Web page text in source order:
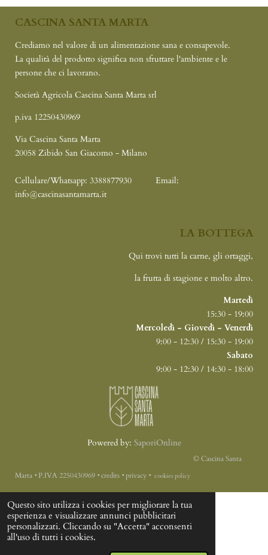
Questo sito utilizza i cookies per migliorare la tua
esperienza e visualizzare annunci pubblicitari
personalizzati. Cliccando su "Accetta" acconsenti
all'uso di tutti i cookies.
CASCINA SANTA MARTA
Crediamo nel valore di un alimentazione sana e consapevole.
La qualità del prodotto significa non sfruttare l'ambiente e le
persone che ci lavorano.
Società Agricola Cascina Santa Marta srl
p.iva 12250430969
Via Cascina Santa Marta
20058 Zibido San Giacomo - Milano
Cellulare/Whatsapp: 3388877930 Email:
info@cascinasantamarta.it
LA BOTTEGA
Qui trovi tutti la carne, gli ortaggi,
la frutta di stagione e molto altro.
Martedì
15:30 - 19:00
Mercoledì - Giovedì - Venerdì
9:00 - 12:30 / 15:30 - 19:00
Sabato
9:00 - 12:30 / 14:30 - 18:00
Powered by: SaporiOnline
© Cascina Santa
Marta ‭•P.IVA 2250430969 ‭•credits ‭•privacy ‭• cookies policy